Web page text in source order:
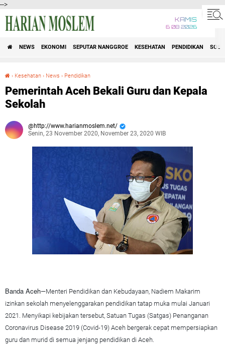
-->
KAMIS
6 08 2026
NEWS EKONOMI SEPUTAR NANGGROE KESEHATAN PENDIDIKAN
› Kesehatan › News › Pendidikan
Pemerintah Aceh Bekali Guru dan Kepala
Sekolah
http://www.harianmoslem.net/
Senin, 23 November 2020, November 23, 2020 WIB
Banda Aceh—Menteri Pendidikan dan Kebudayaan, Nadiem Makarim
izinkan sekolah menyelenggarakan pendidikan tatap muka mulai Januari
2021. Menyikapi kebijakan tersebut, Satuan Tugas (Satgas) Penanganan
Coronavirus Disease 2019 (Covid-19) Aceh bergerak cepat mempersiapkan
guru dan murid di semua jenjang pendidikan di Aceh.